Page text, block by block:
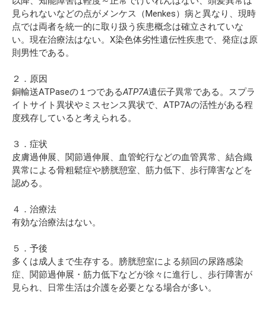
見られないなどの点がメンケス（Menkes）病と異なり、現時
点では両者を統一的に取り扱う疾患概念は確立されていな
い。現在治療法はない。X染色体劣性遺伝性疾患で、発症は原
則男性である。
２．原因
銅輸送ATPaseの１つであるATP7A遺伝子異常である。スプラ
イトサイト異状やミスセンス異状で、ATP7Aの活性がある程
度残存していると考えられる。
３．症状
皮膚過伸展、関節過伸展、血管蛇行などの血管異常、結合織
異常による骨粗鬆症や膀胱憩室、筋力低下、歩行障害などを
認める。
４．治療法
有効な治療法はない。
５．予後
多くは成人まで生存する。膀胱憩室による頻回の尿路感染
症、関節過伸展・筋力低下などが徐々に進行し、歩行障害が
見られ、日常生活は介護を必要となる場合が多い。